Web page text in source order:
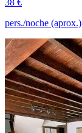
pers./noche (aprox.)